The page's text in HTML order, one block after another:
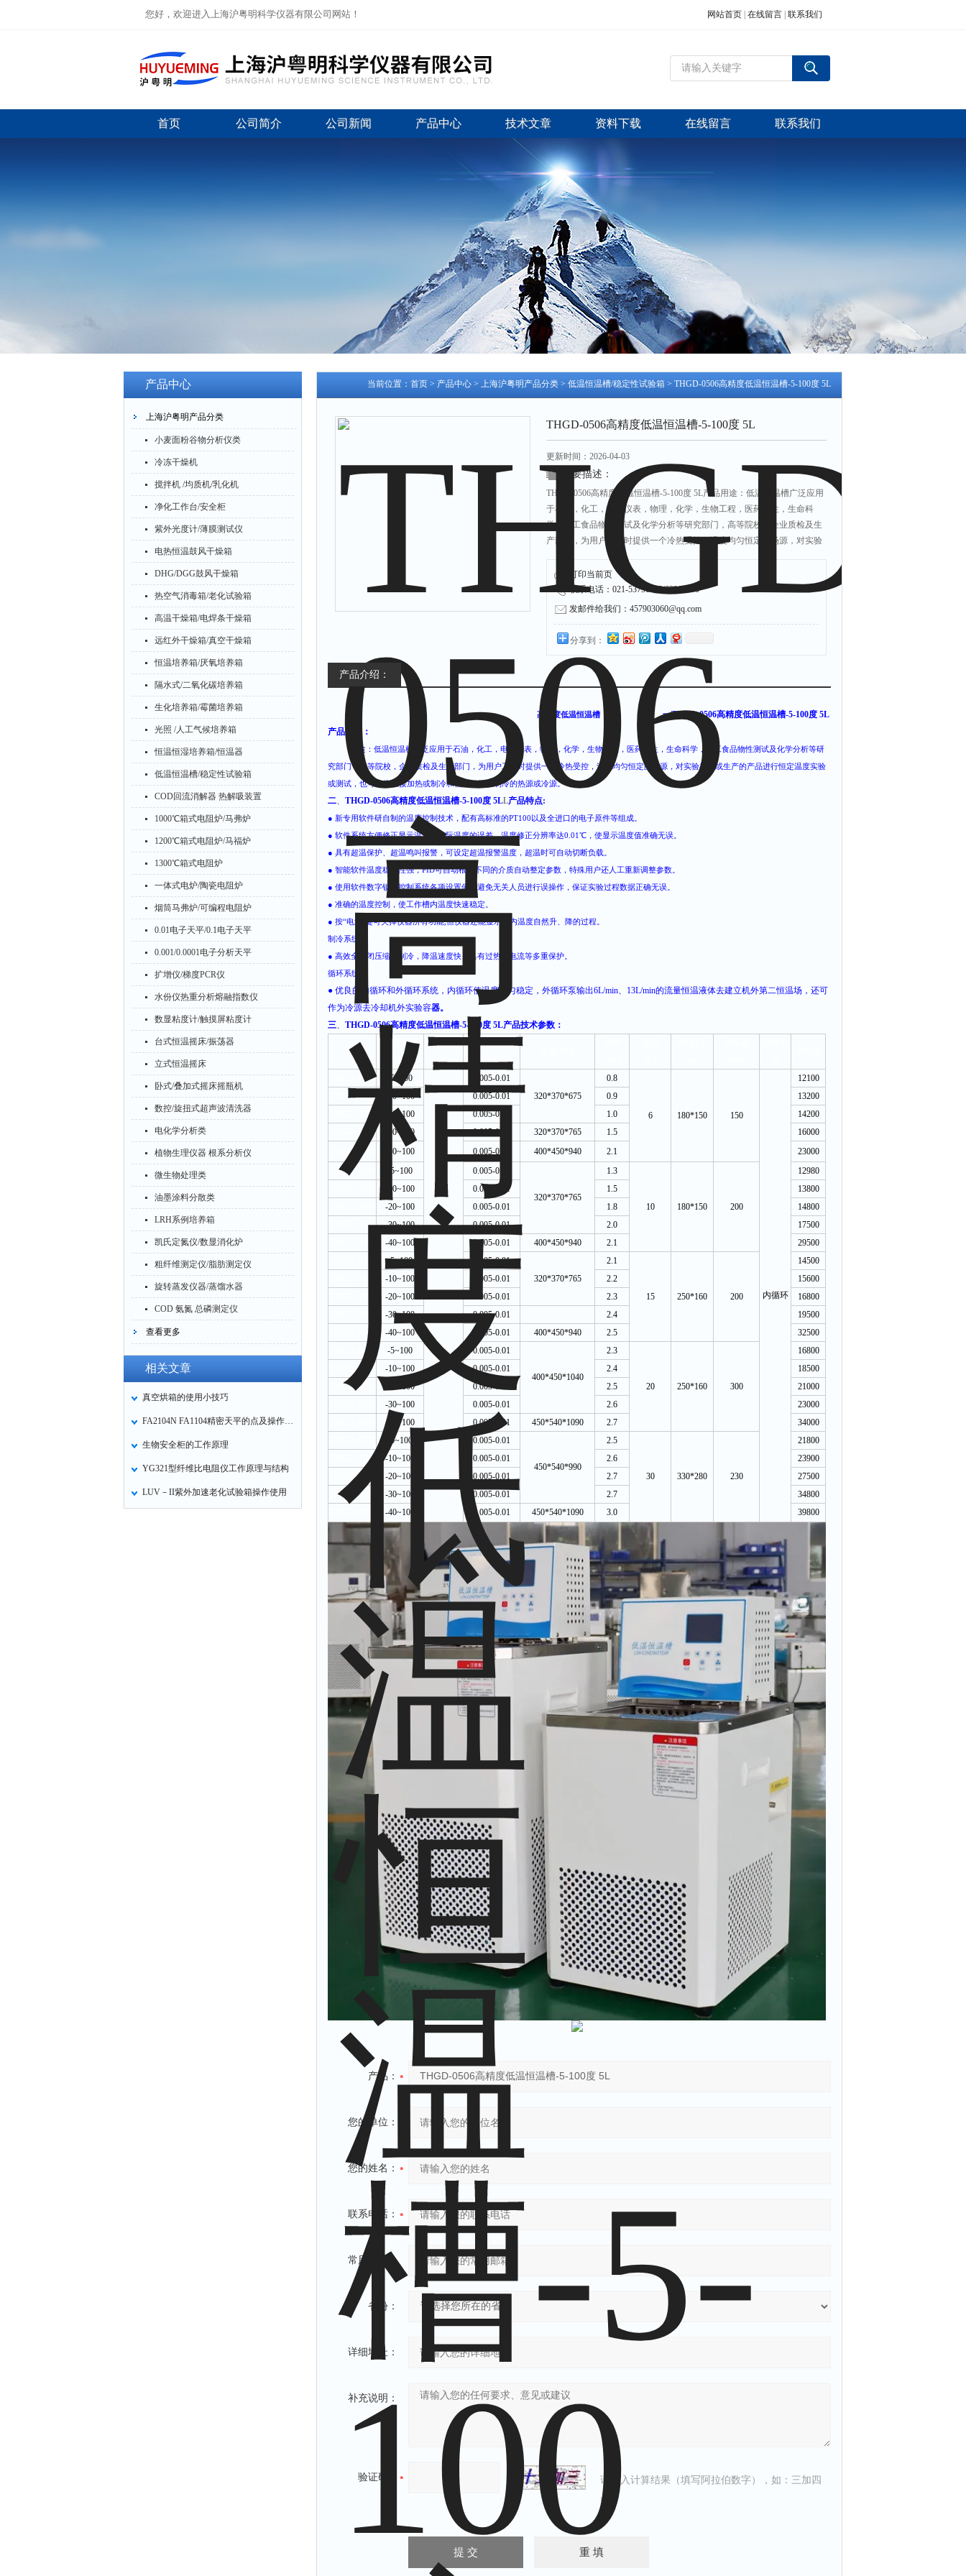
您好，欢迎进入上海沪粤明科学仪器有限公司网站！ 网站首页 在线留言 联系我们
首页 公司简介 公司新闻 产品中心 技术文章 资料下载 在线留言 联系我们
产品中心
上海沪粤明产品分类
小麦面粉谷物分析仪类
冷冻干燥机
搅拌机 /均质机/乳化机
净化工作台/安全柜
紫外光度计/薄膜测试仪
电热恒温鼓风干燥箱
DHG/DGG鼓风干燥箱
热空气消毒箱/老化试验箱
高温干燥箱/电焊条干燥箱
远红外干燥箱/真空干燥箱
恒温培养箱/厌氧培养箱
隔水式/二氧化碳培养箱
生化培养箱/霉菌培养箱
光照 /人工气候培养箱
恒温恒湿培养箱/恒温器
低温恒温槽/稳定性试验箱
COD回流消解器 热解吸装置
1000℃箱式电阻炉/马弗炉
1200℃箱式电阻炉/马福炉
1300℃箱式电阻炉
一体式电炉/陶瓷电阻炉
烟筒马弗炉/可编程电阻炉
0.01电子天平/0.1电子天平
0.001/0.0001电子分析天平
扩增仪/梯度PCR仪
水份仪热重分析熔融指数仪
数显粘度计/触摸屏粘度计
台式恒温摇床/振荡器
立式恒温摇床
卧式/叠加式摇床摇瓶机
数控/旋扭式超声波清洗器
电化学分析类
植物生理仪器 根系分析仪
微生物处理类
油墨涂料分散类
LRH系例培养箱
凯氏定氮仪/数显消化炉
粗纤维测定仪/脂肪测定仪
旋转蒸发仪器/蒸馏水器
COD 氨氮 总磷测定仪
查看更多
相关文章
真空烘箱的使用小技巧
FA2104N FA1104精密天平的点及操作使用
生物安全柜的工作原理
YG321型纤维比电阻仪工作原理与结构
LUV－II紫外加速老化试验箱操作使用
当前位置： 首页 > 产品中心 > 上海沪粤明产品分类 > 低温恒温槽/稳定性试验箱 > THGD-0506高精度低温恒温槽-5-100度 5L
THGD-0506高精度低温恒温槽-5-100度 5L
更新时间：2026-04-03
简要描述：
THGD-0506高精度低温恒温槽-5-100度 5L产品用途：低温恒温槽广泛应用
于石油，化工，电子仪表，物理，化学，生物工程，医药卫生，生命科
学，轻工食品物性测试及化学分析等研究部门，高等院校，企业质检及生
产部门，为用户工作时提供一个冷热受控，温度均匀恒定的场源，对实验
样品或生产的产品进行恒定温度实验或测试，
打印当前页
联系电话：021-53751203/63216650
发邮件给我们：457903060@qq.com
分享到：
产品介绍：
高精度低温恒温槽一THGD-0506高精度低温恒温槽-5-100度 5L
产品用途：
用途：低温恒温槽广泛应用于石油，化工，电子仪表，物理，化学，生物工程，医药卫生，生命科学，轻工食品物性测试及化学分析等研
究部门，高等院校，企业质检及生产部门，为用户工作时提供一个冷热受控，温度均匀恒定的场源，对实验样品或生产的产品进行恒定温度实验
或测试，也可作为直接加热或制冷和辅助加热或制冷的热源或冷源。
二、 THGD-0506高精度低温恒温槽-5-100度 5LL产品特点:
● 新专用软件研自制的温度控制技术，配有高标准的PT100以及全进口的电子原件等组成。
● 软件系统方便修正显示温度与实际温度的误差，温度修正分辨率达0.01℃，使显示温度值准确无误。
● 具有超温保护、超温鸣叫报警，可设定超温报警温度，超温时可自动切断负载。
● 智能软件温度稳定性强，PID可自动根据不同的介质自动整定参数，特殊用户还人工重新调整参数。
● 使用软件数字锁定控制系统各项设置值，避免无关人员进行误操作，保证实验过程数据正确无误。
● 准确的温度控制，使工作槽内温度快速稳定。
● 按“电源"键可关掉仪器所有功能,但仪器还能显示槽内温度自然升、降的过程。
制冷系统
● 高效全封闭压缩机制冷，降温速度快，具有过热过电流等多重保护。
循环系统
● 优良的内循环和外循环系统，内循环使温度均匀稳定，外循环泵输出6L/min、13L/min的流量恒温液体去建立机外第二恒温场，还可
作为冷源去冷却机外实验容器。
三、 THGD-0506高精度低温恒温槽-5-100度 5L产品技术参数：
型号
温度范围
（℃）
分辨率
（℃）
波动度
（±℃）
THGD -0506 -5~100
0.005-0.01
320*370*675
0.8
6 180*150 150
内循环
12100
THGD-1006
-10~100 0.005-0.01 0.9
13200
THGD -2006
-20~100 0.005-0.01 1.0
14200
THGD -3006
-30~100 0.005-0.01 320*370*765 1.5
16000
THGD -4006
-40~100 0.005-0.01 400*450*940 2.1
23000
THGD -0510
-5~100 0.005-0.01
320*370*765
1.3
10 180*150 200
12980
-10~100 0.005-0.01 1.5
13800
-20~100 0.005-0.01 1.8
14800
THGD -3010
-30~100 0.005-0.01 2.0
17500
-40~100 0.005-0.01 400*450*940 2.1
29500
-5~100
0.005-0.01
320*370*765
2.1
15 250*160 200
14500
-10~100 0.005-0.01 2.2
15600
-20~100 0.005-0.01 2.3
16800
-30~100 0.005-0.01 2.4
19500
THGD -4015
-40~100 0.005-0.01 400*450*940 2.5
32500
THGD -0520
-5~100 0.005-0.01
400*450*1040
2.3
20 250*160 300
16800
THGD -1020
-10~100 0.005-0.01 2.4
18500
THGD -2020
-20~100 0.005-0.01 2.5
21000
-30~100 0.005-0.01 2.6
23000
-40~100 0.005-0.01 450*540*1090 2.7
34000
-5~100 0.005-0.01
450*540*990
2.5
30 330*280 230
21800
THGD -1030
-10~100 0.005-0.01 2.6
23900
THGD -2030
-20~100 0.005-0.01 2.7
27500
THGD -3030
-30~100 0.005-0.01 2.7
34800
-40~100 0.005-0.01 450*540*1090 3.0 39800
产品：
您的单位：
您的姓名：
联系电话：
常用邮箱：
省份：
详细地址：
补充说明：
验证码：
请输入计算结果（填写阿拉伯数字），如：三加四
=7